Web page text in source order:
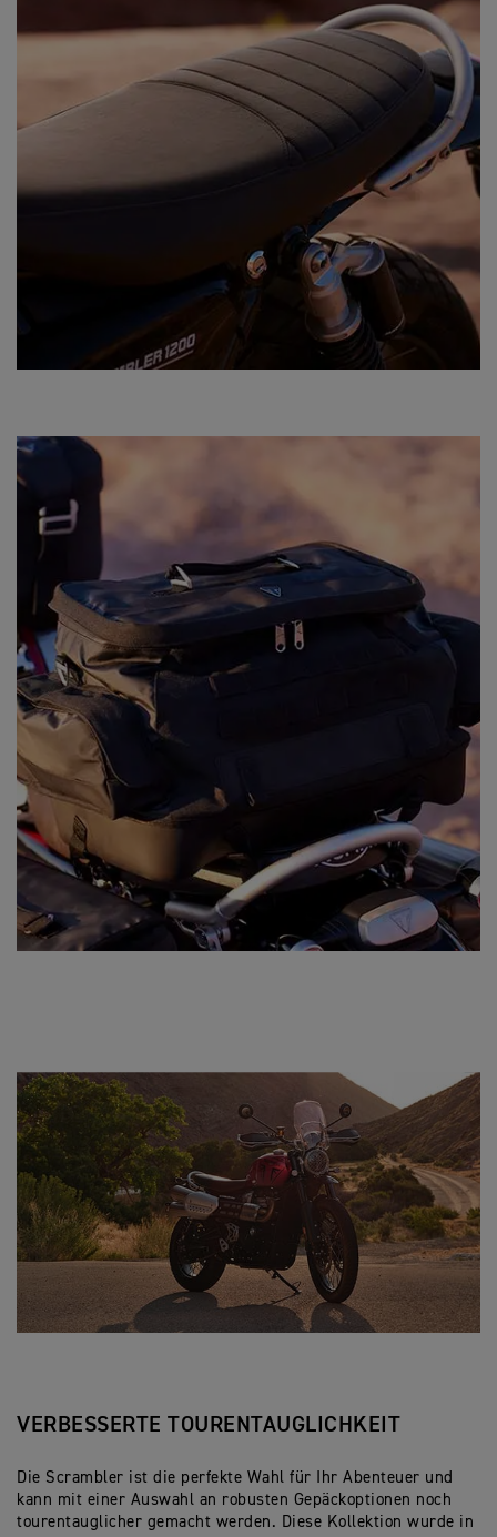
VERBESSERTE TOURENTAUGLICHKEIT
Die Scrambler ist die perfekte Wahl für Ihr Abenteuer und
kann mit einer Auswahl an robusten Gepäckoptionen noch
tourentauglicher gemacht werden. Diese Kollektion wurde in